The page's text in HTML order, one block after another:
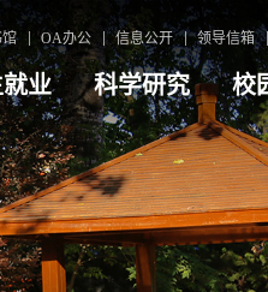
OA办公 信息公开 领导信箱
业 科学研究 校